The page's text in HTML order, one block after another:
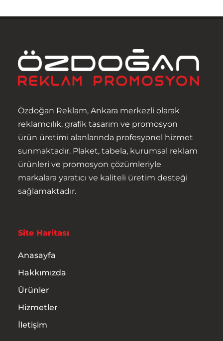
Özdoğan Reklam, Ankara merkezli olarak
reklamcılık, grafik tasarım ve promosyon
ürün üretimi alanlarında profesyonel hizmet
sunmaktadır. Plaket, tabela, kurumsal reklam
ürünleri ve promosyon çözümleriyle
markalara yaratıcı ve kaliteli üretim desteği
sağlamaktadır.
Site Haritası
Anasayfa
Hakkımızda
Ürünler
Hizmetler
İletişim
Anasayfa
Ürünler
Hizmetler
İletişim